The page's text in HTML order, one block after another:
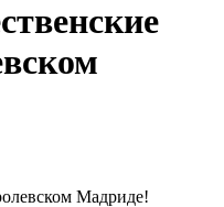
Мадриде!